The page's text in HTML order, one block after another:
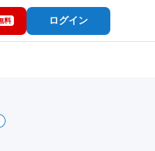
料 ログイン